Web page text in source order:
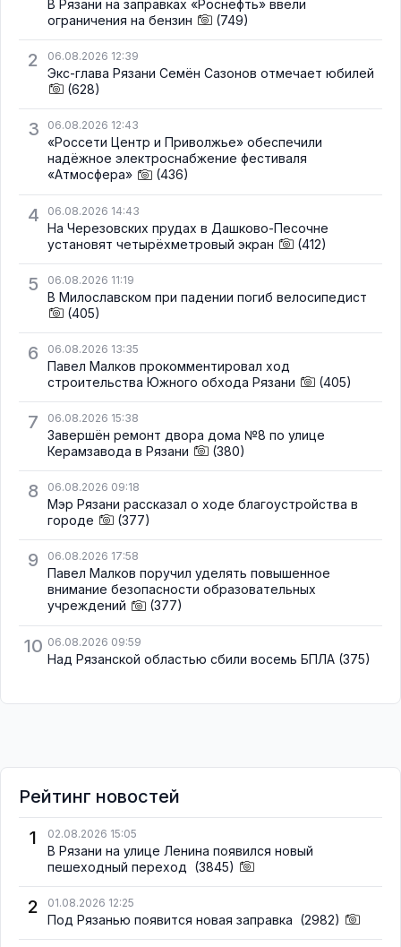
В Рязани на заправках «Роснефть» ввели
ограничения на бензин
(749)
2 06.08.2026 12:39
Экс-глава Рязани Семён Сазонов отмечает юбилей
(628)
3 06.08.2026 12:43
«Россети Центр и Приволжье» обеспечили
надёжное электроснабжение фестиваля
«Атмосфера»
(436)
4 06.08.2026 14:43
На Черезовских прудах в Дашково-Песочне
установят четырёхметровый экран
(412)
5 06.08.2026 11:19
В Милославском при падении погиб велосипедист
(405)
6 06.08.2026 13:35
Павел Малков прокомментировал ход
строительства Южного обхода Рязани
(405)
7 06.08.2026 15:38
Завершён ремонт двора дома №8 по улице
Керамзавода в Рязани
(380)
8 06.08.2026 09:18
Мэр Рязани рассказал о ходе благоустройства в
городе
(377)
9 06.08.2026 17:58
Павел Малков поручил уделять повышенное
внимание безопасности образовательных
учреждений
(377)
10 06.08.2026 09:59
Над Рязанской областью сбили восемь БПЛА (375)
Рейтинг новостей
1
02.08.2026 15:05
В Рязани на улице Ленина появился новый
пешеходный переход (3845)
2 01.08.2026 12:25
Под Рязанью появится новая заправка (2982)